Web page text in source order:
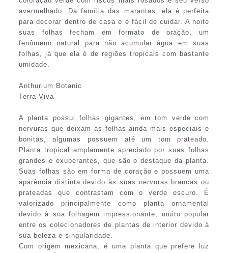
avermelhado. Da família das marantas, ela é perfeita
para decorar dentro de casa e é fácil de cuidar. A noite
suas folhas fecham em formato de oração, um
fenômeno natural para não acumular água em suas
folhas, já que ela é de regiões tropicais com bastante
umidade.
Anthurium Botanic
Terra Viva
A planta possui folhas gigantes, em tom verde com
nervuras que deixam as folhas ainda mais especiais e
bonitas, algumas possuem até um tom prateado.
Planta tropical amplamente apreciado por suas folhas
grandes e exuberantes, que são o destaque da planta.
Suas folhas são em forma de coração e possuem uma
aparência distinta devido às suas nervuras brancas ou
prateadas que contrastam com o verde escuro. É
valorizado principalmente como planta ornamental
devido à sua folhagem impressionante, muito popular
entre os colecionadores de plantas de interior devido à
sua beleza e singularidade.
Com origem mexicana, é uma planta que prefere luz